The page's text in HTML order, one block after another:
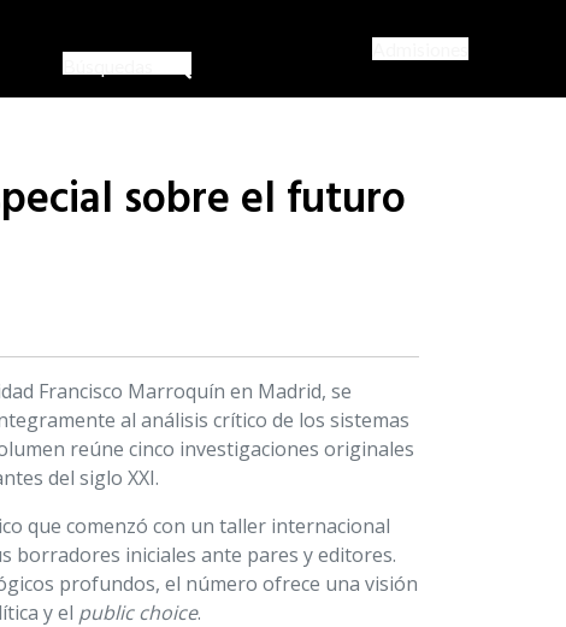
sobre el futuro
Francisco Marroquín en Madrid, se
al análisis crítico de los sistemas
reúne cinco investigaciones originales
del siglo XXI.
que comenzó con un taller internacional
borradores iniciales ante pares y editores.
profundos, el número ofrece una visión
y el public choice.